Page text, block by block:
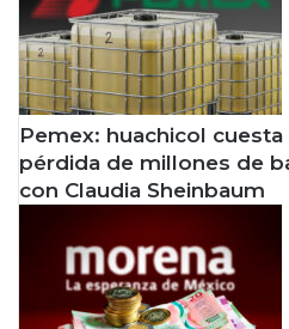
Pemex: huachicol
pérdida de millones de
con Claudia Sheinbaum